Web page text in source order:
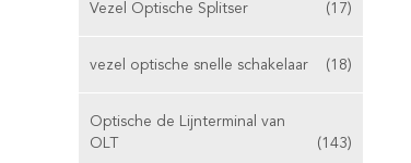
Vezel Optische Splitser (17)
vezel optische snelle schakelaar (18)
Optische de Lijnterminal van
OLT
(143)